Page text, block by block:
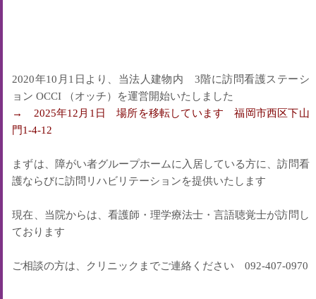
2020年10月1日より、当法人建物内 3階に訪問看護ステーシ
ョン OCCI （オッチ）を運営開始いたしました
→ 2025年12月1日 場所を移転しています 福岡市西区下山
門1-4-12
まずは、障がい者グループホームに入居している方に、訪問看
護ならびに訪問リハビリテーションを提供いたします
現在、当院からは、看護師・理学療法士・言語聴覚士が訪問し
ております
ご相談の方は、クリニックまでご連絡ください 092-407-0970